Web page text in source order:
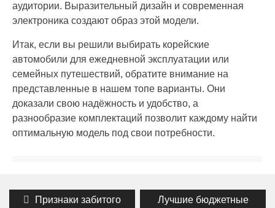
аудитории. Выразительный дизайн и современная
электроника создают образ этой модели.
Итак, если вы решили выбирать корейские
автомобили для ежедневной эксплуатации или
семейных путешествий, обратите внимание на
представленные в нашем топе варианты. Они
доказали свою надёжность и удобство, а
разнообразие комплектаций позволит каждому найти
оптимальную модель под свои потребности.
Навигация
Previous
Признаки забитого
Next
Лучшие бюджетные